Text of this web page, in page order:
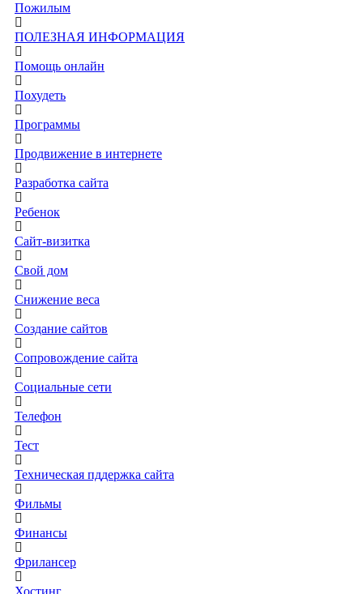
Пожилым
ПОЛЕЗНАЯ ИНФОРМАЦИЯ
Помощь онлайн
Похудеть
Программы
Продвижение в интернете
Разработка сайта
Ребенок
Сайт-визитка
Свой дом
Снижение веса
Создание сайтов
Сопровождение сайта
Социальные сети
Телефон
Тест
Техническая пддержка сайта
Фильмы
Финансы
Фрилансер